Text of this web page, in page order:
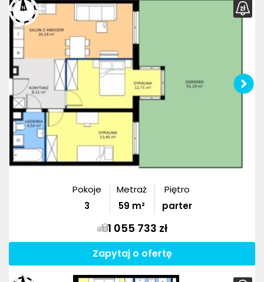
Pokoje
3
Metraż
59 m²
Piętro
parter
1 055 733 zł
Zapytaj o ofertę